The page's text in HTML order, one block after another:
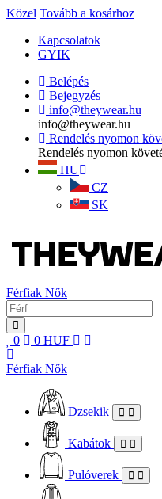
Közel Tovább a kosárhoz
Kapcsolatok
GYIK
Belépés
Bejegyzés
info@theywear.hu
info@theywear.hu
Rendelés nyomon
Rendelés nyomon
HU
CZ
SK
Férfiak Nők
0 0 HUF
Férfiak Nők
Dzsekik
Kabátok
Pulóverek